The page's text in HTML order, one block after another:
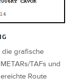
die grafische
TAFs und
Route